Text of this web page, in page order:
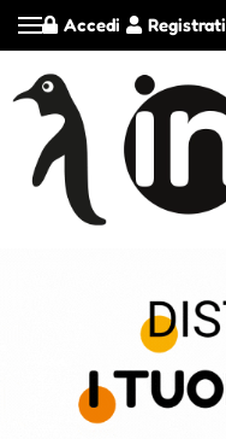
Registrati
Accedi